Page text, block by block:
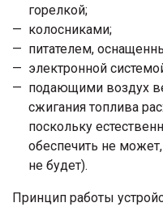
горелкой;
колосниками;
питателем,
электронной
подающими воздух
сжигания топлива
поскольку
обеспечить не
не будет).
Принцип работы